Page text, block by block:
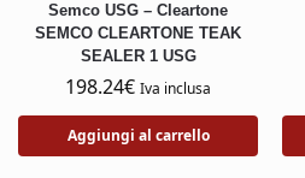
Semco USG – Cleartone
SEMCO CLEARTONE TEAK
SEALER 1 USG
198.24€ Iva inclusa
Aggiungi al carrello